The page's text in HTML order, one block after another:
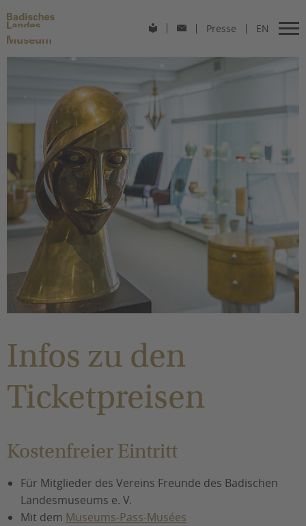
Presse EN
Sie befinden sich hier:
Infos zu den
Ticketpreisen
Kostenfreier Eintritt
Für Mitglieder des Vereins Freunde des Badischen
Landesmuseums e. V.
Mit dem Museums-Pass-Musées